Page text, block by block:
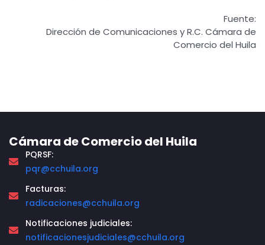
Fuente:
Dirección de Comunicaciones y R.C. Cámara de
Comercio del Huila
Cámara de Comercio del Huila
PQRSF:
pqr@cchuila.org
Facturas:
radicaciones@cchuila.org
Notificaciones judiciales:
notificacionesjudiciales@cchuila.org